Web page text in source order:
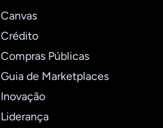
Canvas
Crédito
Compras Públicas
Guia de Marketplaces
Inovação
Liderança